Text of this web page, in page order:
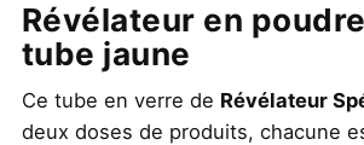
Révélateur en
tube jaune
Ce tube en verre de Révélateur
deux doses de produits, chacune